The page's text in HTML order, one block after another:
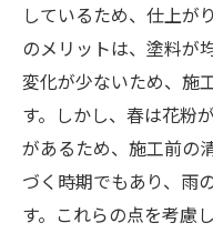
しているため、仕上が
のメリットは、塗料が
変化が少ないため、施
す。しかし、春は花粉
があるため、施工前の
づく時期でもあり、雨
す。これらの点を考慮